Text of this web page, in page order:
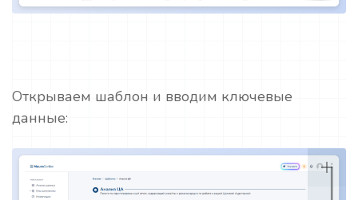
Открываем шаблон и вводим ключевые
данные: